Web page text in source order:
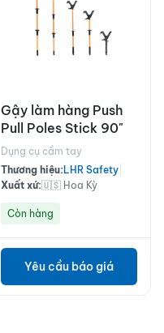
Gậy làm hàng Push
Pull Poles Stick 90"
Dụng cụ cầm tay
Thương hiệu: LHR Safety
Xuất xứ:🇺🇸 Hoa Kỳ
Còn hàng
Yêu cầu báo giá